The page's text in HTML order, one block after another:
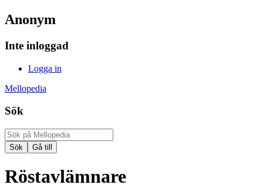
Anonym
Inte inloggad
Logga in
Mellopedia
Sök
Röstavlämnare